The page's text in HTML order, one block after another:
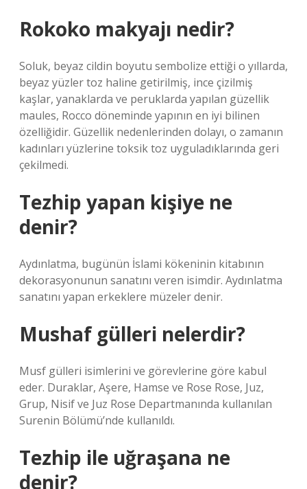
Rokoko makyajı nedir?
Soluk, beyaz cildin boyutu sembolize ettiği o yıllarda,
beyaz yüzler toz haline getirilmiş, ince çizilmiş
kaşlar, yanaklarda ve peruklarda yapılan güzellik
maules, Rocco döneminde yapının en iyi bilinen
özelliğidir. Güzellik nedenlerinden dolayı, o zamanın
kadınları yüzlerine toksik toz uyguladıklarında geri
çekilmedi.
Tezhip yapan kişiye ne
denir?
Aydınlatma, bugünün İslami kökeninin kitabının
dekorasyonunun sanatını veren isimdir. Aydınlatma
sanatını yapan erkeklere müzeler denir.
Mushaf gülleri nelerdir?
Musf gülleri isimlerini ve görevlerine göre kabul
eder. Duraklar, Aşere, Hamse ve Rose Rose, Juz,
Grup, Nisif ve Juz Rose Departmanında kullanılan
Surenin Bölümü’nde kullanıldı.
Tezhip ile uğraşana ne
denir?